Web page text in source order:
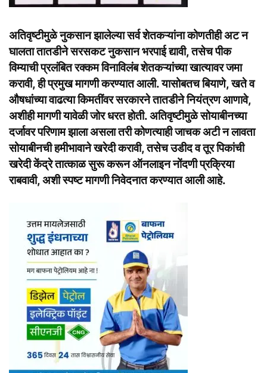
अतिवृष्टीमुळे नुकसान झालेल्या सर्व शेतकऱ्यांना कोणतीही अट न
घालता तातडीने सरसकट नुकसान भरपाई द्यावी, तसेच पीक
विम्याची प्रलंबित रक्कम विनाविलंब शेतकऱ्यांच्या खात्यावर जमा
करावी, ही प्रमुख मागणी करण्यात आली. यासोबतच बियाणे, खते व
औषधांच्या वाढत्या किमतींवर सरकारने तातडीने नियंत्रण आणावे,
अशीही मागणी यावेळी जोर धरत होती. अतिवृष्टीमुळे सोयाबीनच्या
दर्जावर परिणाम झाला असला तरी कोणत्याही जाचक अटी न लावता
सोयाबीनची हमीभावाने खरेदी करावी, तसेच उडीद व तूर पिकांची
खरेदी केंद्रे तात्काळ सुरू करून ऑनलाइन नोंदणी प्रक्रिया
राबवावी, अशी स्पष्ट मागणी निवेदनात करण्यात आली आहे.